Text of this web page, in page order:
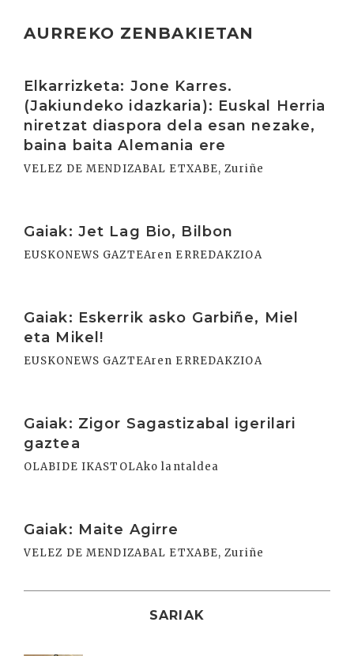
AURREKO ZENBAKIETAN
Elkarrizketa: Jone Karres.
(Jakiundeko idazkaria): Euskal Herria
niretzat diaspora dela esan nezake,
baina baita Alemania ere
VELEZ DE MENDIZABAL ETXABE, Zuriñe
Gaiak: Jet Lag Bio, Bilbon
EUSKONEWS GAZTEAren ERREDAKZIOA
Gaiak: Eskerrik asko Garbiñe, Miel
eta Mikel!
EUSKONEWS GAZTEAren ERREDAKZIOA
Gaiak: Zigor Sagastizabal igerilari
gaztea
OLABIDE IKASTOLAko lantaldea
Gaiak: Maite Agirre
VELEZ DE MENDIZABAL ETXABE, Zuriñe
SARIAK